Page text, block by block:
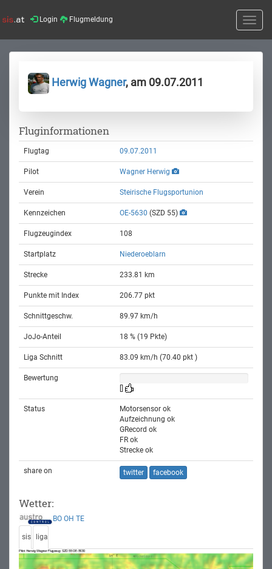
Login Flugmeldung
Toggle
Herwig Wagner, am 09.07.2011
Fluginformationen
Flugtag 09.07.2011
Pilot Wagner Herwig
Verein Steirische Flugsportunion
Kennzeichen OE-5630 (SZD 55)
Flugzeugindex 108
Startplatz Niederoeblarn
Strecke 233.81 km
Punkte mit Index 206.77 pkt
Schnittgeschw. 89.97 km/h
JoJo-Anteil 18 % (19 Pkte)
Liga Schnitt 83.09 km/h (70.40 pkt )
Bewertung
Status
Motorsensor ok
Aufzeichnung ok
GRecord ok
FR ok
Strecke ok
share on twitter facebook
Wetter:
BO OH TE
sis liga